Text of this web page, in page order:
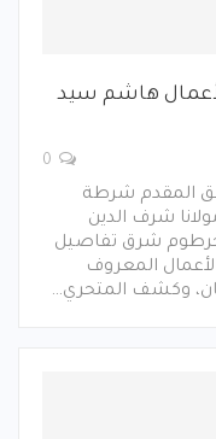
هاشم سيد
المقدم شرطة
شرف الدين
شرق تفاصيل
المعروف
وكشف المتحري…